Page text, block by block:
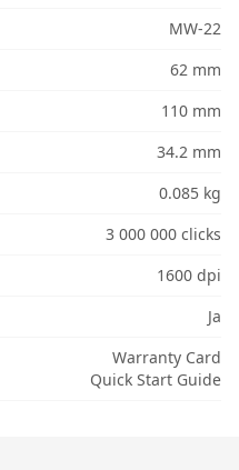
MW-22
62 mm
110 mm
34.2 mm
0.085 kg
3 000 000 clicks
1600 dpi
Ja
Warranty Card
Quick Start Guide